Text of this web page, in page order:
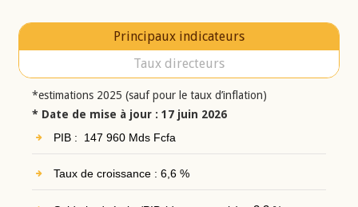
Principaux indicateurs
Taux directeurs
*estimations 2025 (sauf pour le taux d’inflation)
* Date de mise à jour : 17 juin 2026
PIB : 147 960 Mds Fcfa
Taux de croissance : 6,6 %